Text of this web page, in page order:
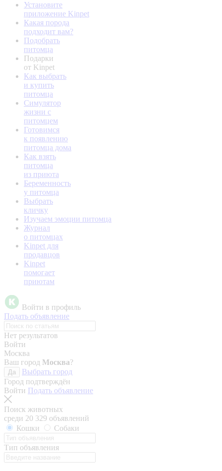
Установите
приложение Kinpet
Какая порода
подходит вам?
Подобрать
питомца
Подарки
от Kinpet
Как выбрать
и купить
питомца
Симулятор
жизни с
питомцем
Готовимся
к появлению
питомца дома
Как взять
питомца
из приюта
Беременность
у питомца
Выбрать
кличку
Изучаем эмоции питомца
Журнал
о питомцах
Kinpet для
продавцов
Kinpet
помогает
приютам
Войти в профиль
Подать объявление
Нет результатов
Войти
Москва
Ваш город Москва?
Да
Выбрать город
Город подтверждён
Войти Подать объявление
Поиск животных
среди 20 329 объявлений
Кошки
Собаки
Тип объявления